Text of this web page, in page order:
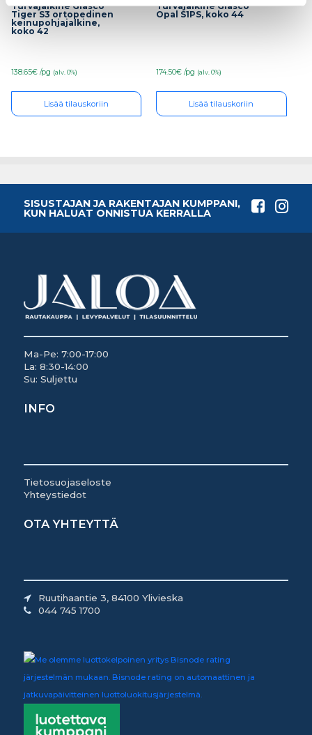
Turvajalkine Giasco
Tiger S3 ortopedinen
keinupohjajalkine,
koko 42
138.65€ /pg (alv. 0%)
Lisää tilauskoriin
Turvajalkine Giasco
Opal S1PS, koko 44
174.50€ /pg (alv. 0%)
Lisää tilauskoriin
SISUSTAJAN JA RAKENTAJAN KUMPPANI,
KUN HALUAT ONNISTUA KERRALLA
Ma-Pe: 7:00-17:00
La: 8:30-14:00
Su: Suljettu
INFO
Tietosuojaseloste
Yhteystiedot
OTA YHTEYTTÄ
Ruutihaantie 3, 84100 Ylivieska
044 745 1700